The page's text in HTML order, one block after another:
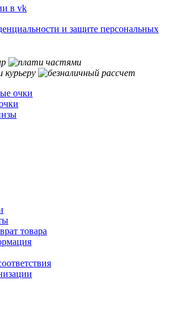
и защите персональных
очки
товара